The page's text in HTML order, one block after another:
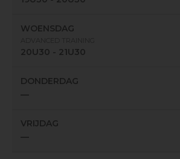
WOENSDAG
20U30 - 21U30
DONDERDAG
—
VRIJDAG
—